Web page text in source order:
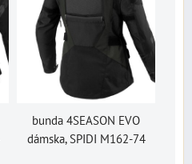
bunda 4SEASON EVO
dámska, SPIDI M162-74